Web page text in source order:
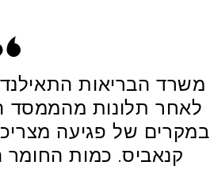
משרד הבריאות
לאחר תלונות מהממסד
במקרים של פגיעה
קנאביס. כמות החומר